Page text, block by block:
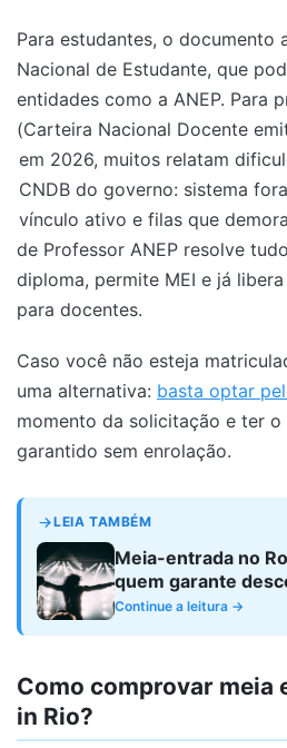
Para estudantes, o documento
Nacional de Estudante, que
entidades como a ANEP. Para
(Carteira Nacional Docente
em 2026, muitos relatam
CNDB do governo: sistema
vínculo ativo e filas que
de Professor ANEP resolve
diploma, permite MEI e já
para docentes.
Caso você não esteja
uma alternativa: basta optar
momento da solicitação e ter
garantido sem enrolação.
LEIA TAMBÉM
Meia-entrada no
quem garante
ingresso?
Continue a leitura →
Como comprovar meia
in Rio?